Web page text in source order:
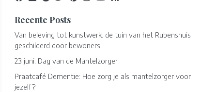
Recente Posts
Van beleving tot kunstwerk: de tuin van het Rubenshuis
geschilderd door bewoners
23 juni: Dag van de Mantelzorger
Praatcafé Dementie: Hoe zorg je als mantelzorger voor
jezelf?